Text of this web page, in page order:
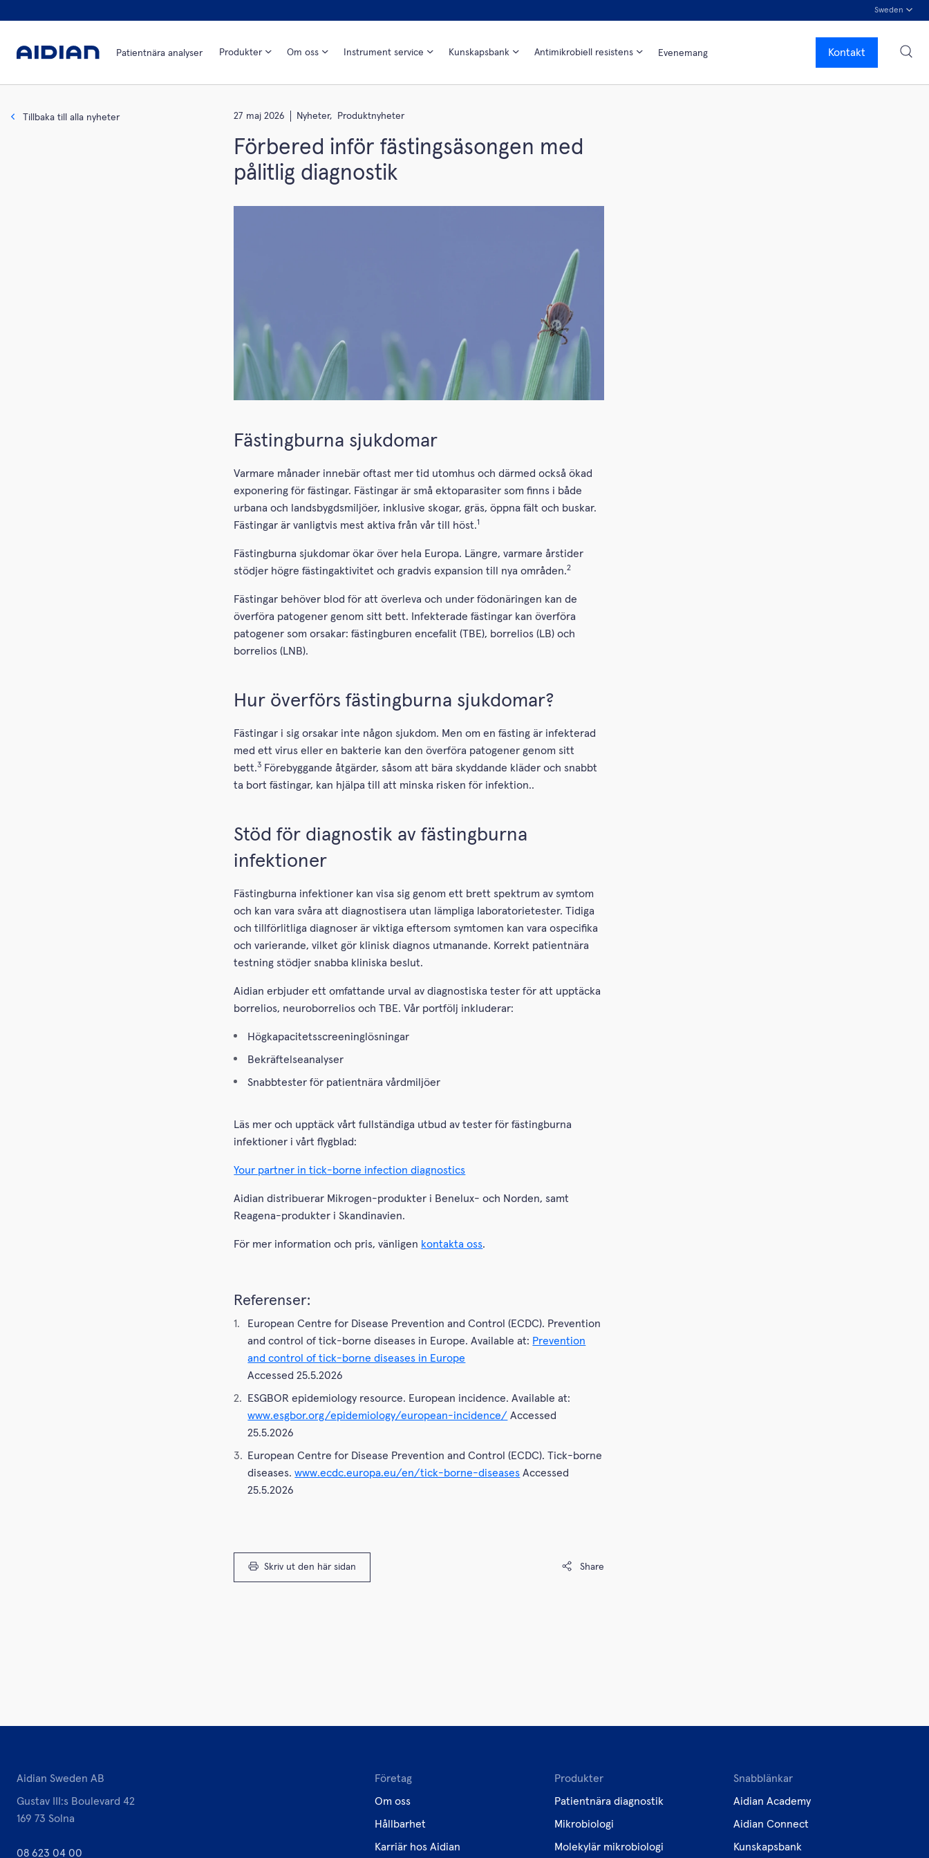
Sweden
Patientnära analyser Produkter Om oss Instrument service Kunskapsbank Antimikrobiell resistens Evenemang Kontakt
Tillbaka till alla nyheter 27 maj 2026 Nyheter, Produktnyheter
Förbered inför fästingsäsongen med
pålitlig diagnostik
Fästingburna sjukdomar
Varmare månader innebär oftast mer tid utomhus och därmed också ökad
exponering för fästingar. Fästingar är små ektoparasiter som finns i både
urbana och landsbygdsmiljöer, inklusive skogar, gräs, öppna fält och buskar.
Fästingar är vanligtvis mest aktiva från vår till höst.1
Fästingburna sjukdomar ökar över hela Europa. Längre, varmare årstider
stödjer högre fästingaktivitet och gradvis expansion till nya områden.2
Fästingar behöver blod för att överleva och under födonäringen kan de
överföra patogener genom sitt bett. Infekterade fästingar kan överföra
patogener som orsakar: fästingburen encefalit (TBE), borrelios (LB) och
borrelios (LNB).
Hur överförs fästingburna sjukdomar?
Fästingar i sig orsakar inte någon sjukdom. Men om en fästing är infekterad
med ett virus eller en bakterie kan den överföra patogener genom sitt
bett.3 Förebyggande åtgärder, såsom att bära skyddande kläder och snabbt
ta bort fästingar, kan hjälpa till att minska risken för infektion..
Stöd för diagnostik av fästingburna
infektioner
Fästingburna infektioner kan visa sig genom ett brett spektrum av symtom
och kan vara svåra att diagnostisera utan lämpliga laboratorietester. Tidiga
och tillförlitliga diagnoser är viktiga eftersom symtomen kan vara ospecifika
och varierande, vilket gör klinisk diagnos utmanande. Korrekt patientnära
testning stödjer snabba kliniska beslut.
Aidian erbjuder ett omfattande urval av diagnostiska tester för att upptäcka
borrelios, neuroborrelios och TBE. Vår portfölj inkluderar:
Högkapacitetsscreeninglösningar
Bekräftelseanalyser
Snabbtester för patientnära vårdmiljöer
Läs mer och upptäck vårt fullständiga utbud av tester för fästingburna
infektioner i vårt flygblad:
Your partner in tick-borne infection diagnostics
Aidian distribuerar Mikrogen-produkter i Benelux- och Norden, samt
Reagena-produkter i Skandinavien.
För mer information och pris, vänligen kontakta oss.
Referenser:
European Centre for Disease Prevention and Control (ECDC). Prevention
and control of tick-borne diseases in Europe. Available at: Prevention
and control of tick-borne diseases in Europe
Accessed 25.5.2026
ESGBOR epidemiology resource. European incidence. Available at:
www.esgbor.org/epidemiology/european-incidence/ Accessed
25.5.2026
European Centre for Disease Prevention and Control (ECDC). Tick-borne
diseases.www.ecdc.europa.eu/en/tick-borne-diseases Accessed
25.5.2026
Skriv ut den här sidan Share
Aidian Sweden AB
Gustav III:s Boulevard 42
169 73 Solna
08 623 04 00
Företag
Om oss
Hållbarhet
Karriär hos Aidian
Produkter
Patientnära diagnostik
Mikrobiologi
Molekylär mikrobiologi
Snabblänkar
Aidian Academy
Aidian Connect
Kunskapsbank